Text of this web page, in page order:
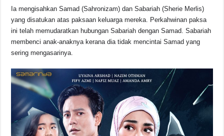
Ia mengisahkan Samad (Sahronizam) dan Sabariah (Sherie Merlis)
yang disatukan atas paksaan keluarga mereka. Perkahwinan paksa
ini telah memudaratkan hubungan Sabariah dengan Samad. Sabariah
membenci anak-anaknya kerana dia tidak mencintai Samad yang
sering mengasarinya.